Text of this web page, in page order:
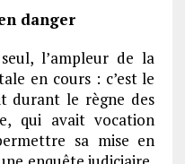
danger
l’ampleur de la
en cours : c’est le
durant le règne des
qui avait vocation
sa mise en